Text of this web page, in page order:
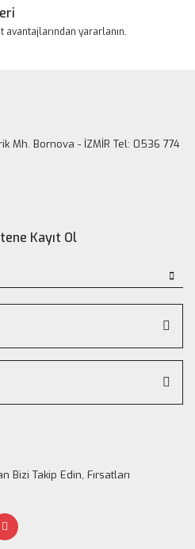
avantajlarından yararlanın.
Mh. Bornova - İZMİR Tel: 0536 774
Kayıt Ol
Bizi Takip Edin, Fırsatları